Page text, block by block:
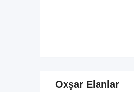
Oxşar Elanlar